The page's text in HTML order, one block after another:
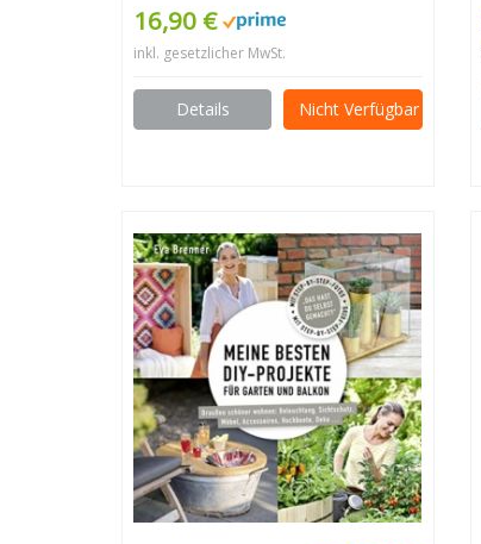
16,90 €
inkl. gesetzlicher MwSt.
Details Nicht Verfügbar